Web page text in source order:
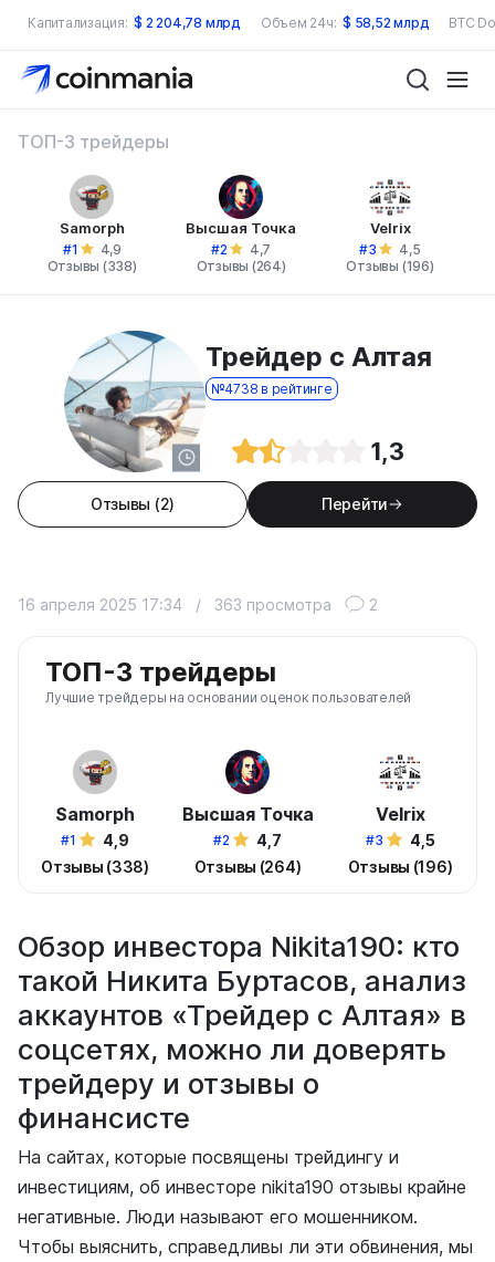
Капитализация: $ 2 204,78 млрд Объем 24ч: $ 58,52 млрд BTC
ТОП-3 трейдеры
Samorph
#1
4,9
Отзывы (338)
Высшая Точка
#2
4,7
Отзывы (264)
Velrix
#3
4,5
Отзывы (196)
Трейдер с Алтая
№4738 в рейтинге
1,3
Отзывы (2) Перейти
16 апреля 2025 17:34 / 363 просмотра 2
ТОП-3 трейдеры
Лучшие трейдеры на основании оценок пользователей
Samorph
#1
4,9
Отзывы (338)
Высшая Точка
#2
4,7
Отзывы (264)
Velrix
#3
4,5
Отзывы (196)
Обзор инвестора Nikita190: кто
такой Никита Буртасов, анализ
аккаунтов «Трейдер с Алтая» в
соцсетях, можно ли доверять
трейдеру и отзывы о
финансисте
На сайтах, которые посвящены трейдингу и
инвестициям, об инвесторе nikita190 отзывы крайне
негативные. Люди называют его мошенником.
Чтобы выяснить, справедливы ли эти обвинения, мы